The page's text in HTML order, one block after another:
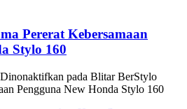
Pererat Kebersamaan
Stylo 160
pada Blitar BerStylo
Pengguna New Honda Stylo 160